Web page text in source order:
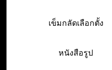
เข็มกลัดเลือกตั้ง
หนังสือรูป